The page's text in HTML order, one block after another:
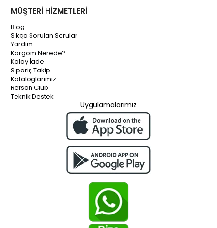
MÜŞTERİ HİZMETLERİ
Blog
Sıkça Sorulan Sorular
Yardım
Kargom Nerede?
Kolay İade
Sipariş Takip
Kataloglarımız
Refsan Club
Teknik Destek
Uygulamalarımız